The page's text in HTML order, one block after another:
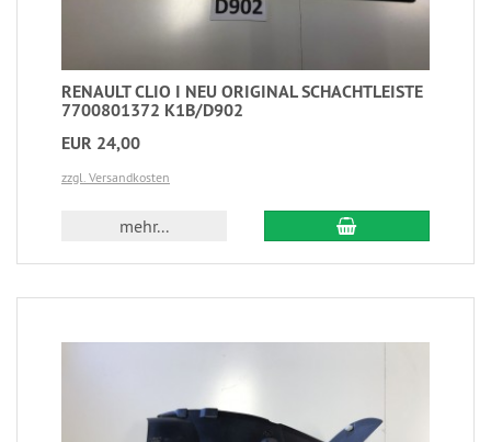
RENAULT CLIO I NEU ORIGINAL SCHACHTLEISTE
7700801372 K1B/D902
EUR 24,00
zzgl. Versandkosten
mehr...